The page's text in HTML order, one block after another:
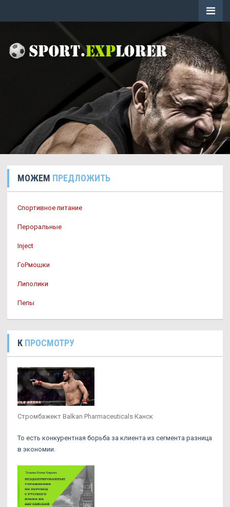
МОЖЕМ ПРЕДЛОЖИТЬ
Спортивное питание
Пероральные
Inject
ГоРмошки
Липолики
Пепы
К ПРОСМОТРУ
Стромбажект Balkan Pharmaceuticals Канск
То есть конкурентная борьба за клиента из сегмента разница
в экономии.